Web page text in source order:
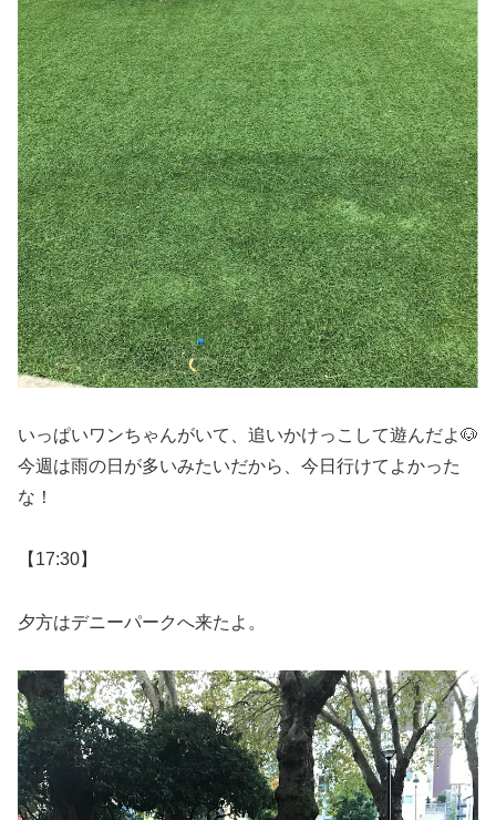
いっぱいワンちゃんがいて、追いかけっこして遊んだよ🐶
今週は雨の日が多いみたいだから、今日行けてよかった
な！
【17:30】
夕方はデニーパークへ来たよ。